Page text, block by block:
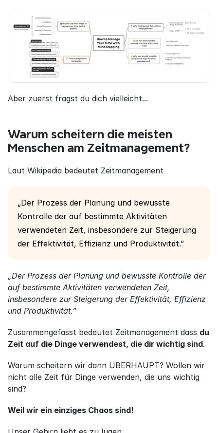
Aber zuerst fragst du dich vielleicht...
Warum scheitern die meisten
Menschen am Zeitmanagement?
Laut Wikipedia bedeutet Zeitmanagement
„Der Prozess der Planung und bewusste
Kontrolle der auf bestimmte Aktivitäten
verwendeten Zeit, insbesondere zur Steigerung
der Effektivität, Effizienz und Produktivität.”
„Der Prozess der Planung und bewusste Kontrolle der
auf bestimmte Aktivitäten verwendeten Zeit,
insbesondere zur Steigerung der Effektivität, Effizienz
und Produktivität.”
Zusammengefasst bedeutet Zeitmanagement dass du
Zeit auf die Dinge verwendest, die dir wichtig sind.
Warum scheitern wir dann ÜBERHAUPT? Wollen wir
nicht alle Zeit für Dinge verwenden, die uns wichtig
sind?
Weil wir ein einziges Chaos sind!